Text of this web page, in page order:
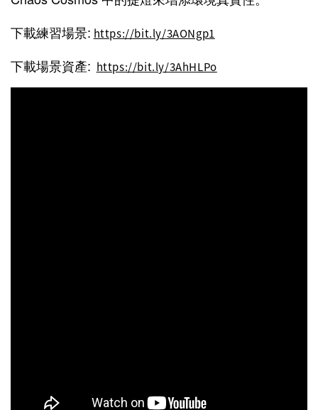
下載練習場景: https://bit.ly/3AONgp1
下載場景資產: https://bit.ly/3AhHLPo